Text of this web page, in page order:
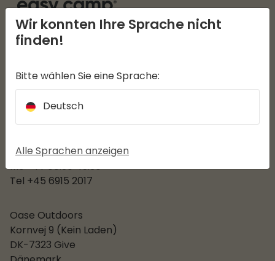
KUNDENDIENST
KATEGORIEN
ÖFFNUNGSZEITEN
Mo - Fr 08:30-15:30
Tel +45 6915 2017
Oase Outdoors
Kornvej 9 (Kein Laden)
DK-7323 Give
Wir konnten Ihre Sprache nicht
finden!
Bitte wählen Sie eine Sprache:
Deutsch
Alle Sprachen anzeigen